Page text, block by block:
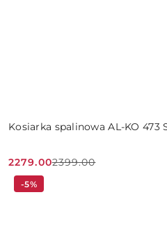
Kosiarka spalinowa AL-KO 473
Cena
promocyjna:
2279.00
Cena
przed
2399.00
-5%